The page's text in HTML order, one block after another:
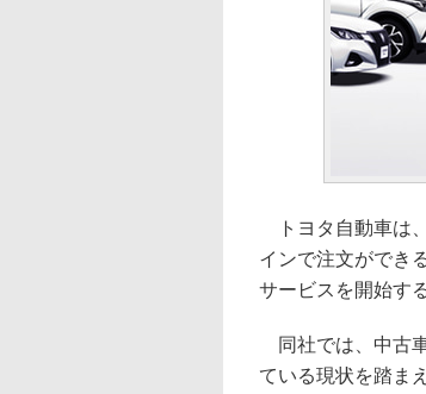
トヨタ自動車は
インで注文ができ
サービスを開始す
同社では、中古
ている現状を踏ま